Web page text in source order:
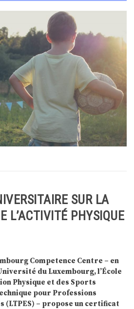
SUR LA
L’ACTIVITÉ PHYSIQUE
Competence Centre – en
du Luxembourg, l’École
Physique et des Sports
pour Professions
(LTPES) – propose un certificat